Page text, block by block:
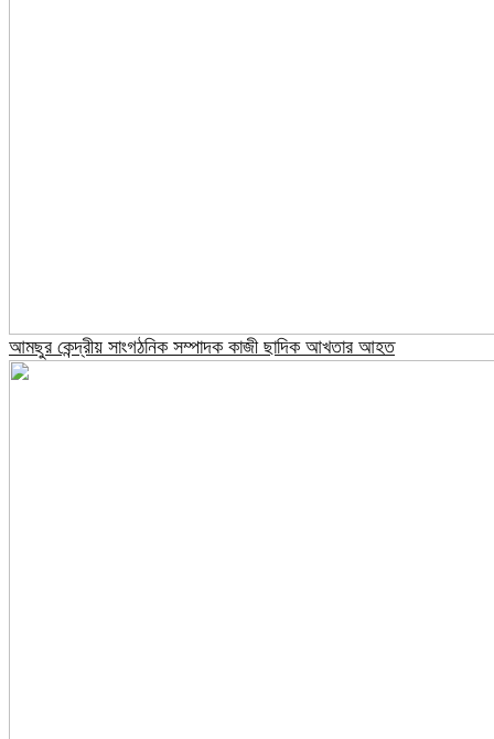
আমছুর কেন্দ্রীয় সাংগঠনিক সম্পাদক কাজী ছাদিক আখতার আহত